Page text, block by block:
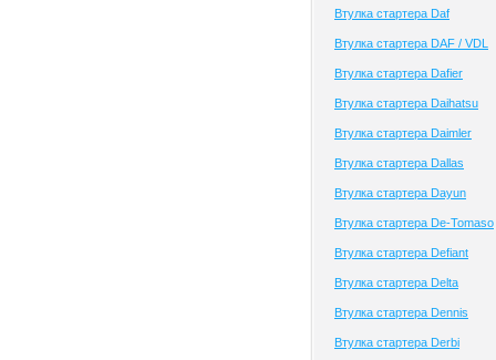
Втулка стартера Daf
Втулка стартера DAF / VDL
Втулка стартера Dafier
Втулка стартера Daihatsu
Втулка стартера Daimler
Втулка стартера Dallas
Втулка стартера Dayun
Втулка стартера De-Tomaso
Втулка стартера Defiant
Втулка стартера Delta
Втулка стартера Dennis
Втулка стартера Derbi